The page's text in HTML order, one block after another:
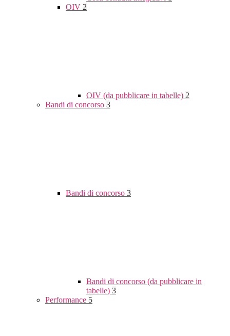
OIV 2
OIV (da pubblicare in tabelle) 2
Bandi di concorso 3
Bandi di concorso 3
Bandi di concorso (da pubblicare in
tabelle) 3
Performance 5